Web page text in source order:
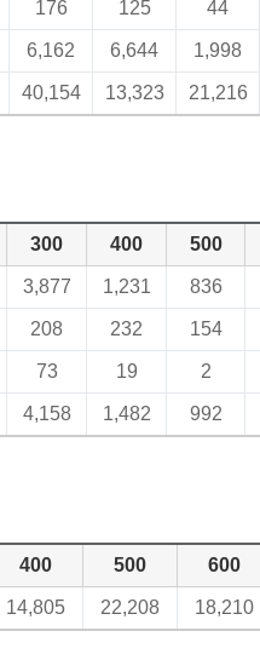
176 125 44
6,162 6,644 1,998
40,154 13,323 21,216
300 400 500
3,877 1,231 836
208 232 154
73 19 2
4,158 1,482 992
400 500 600
14,805 22,208 18,210